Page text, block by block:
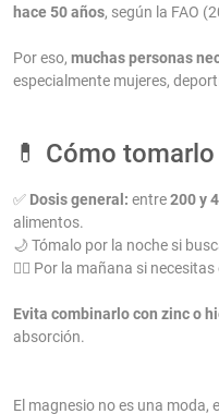
hace 50 años, según la FAO
Por eso, muchas personas
especialmente mujeres,
💊 Cómo
✅ Dosis general: entre200 y
alimentos.
🌙 Tómalo por la noche si
🏋️‍♀️ Por la mañana si
Evita combinarlo con zinc o
absorción.
El magnesio no es una moda,